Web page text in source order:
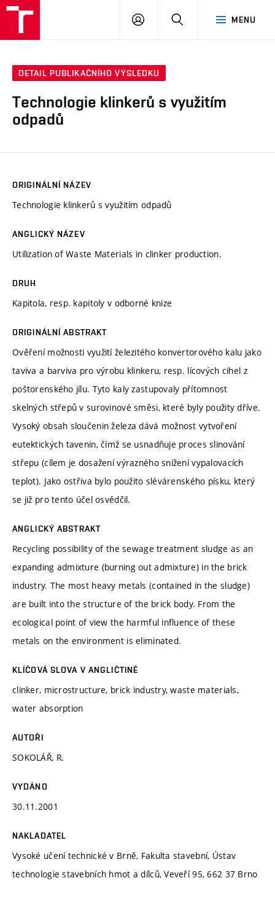
MENU
PŘIHLÁSIT
DETAIL PUBLIKAČNÍHO VÝSLEDKU
Technologie klinkerů s využitím
odpadů
ORIGINÁLNÍ NÁZEV
Technologie klinkerů s využitím odpadů
ANGLICKÝ NÁZEV
Utilization of Waste Materials in clinker production.
DRUH
Kapitola, resp. kapitoly v odborné knize
ORIGINÁLNÍ ABSTRAKT
Ověření možnosti využití železitého konvertorového kalu jako
taviva a barviva pro výrobu klinkeru, resp. lícových cihel z
poštorenského jílu. Tyto kaly zastupovaly přítomnost
skelných střepů v surovinové směsi, které byly použity dříve.
Vysoký obsah sloučenin železa dává možnost vytvoření
eutektických tavenin, čímž se usnadňuje proces slinování
střepu (cílem je dosažení výrazného snížení vypalovacích
teplot). Jako ostřiva bylo použito slévárenského písku, který
se již pro tento účel osvědčil.
ANGLICKÝ ABSTRAKT
Recycling possibility of the sewage treatment sludge as an
expanding admixture (burning out admixture) in the brick
industry. The most heavy metals (contained in the sludge)
are built into the structure of the brick body. From the
ecological point of view the harmful influence of these
metals on the environment is eliminated.
KLÍČOVÁ SLOVA V ANGLIČTINĚ
clinker, microstructure, brick industry, waste materials,
water absorption
AUTOŘI
SOKOLÁŘ, R.
VYDÁNO
30.11.2001
NAKLADATEL
Vysoké učení technické v Brně, Fakulta stavební, Ústav
technologie stavebních hmot a dílců, Veveří 95, 662 37 Brno